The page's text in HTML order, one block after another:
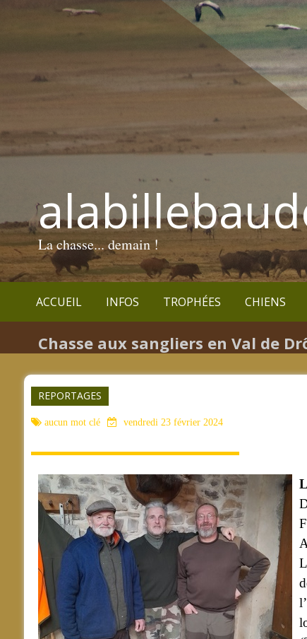
La chasse... demain !
ACCUEIL INFOS TROPHÉES CHIENS
Chasse aux sangliers en Val de
REPORTAGES
aucun mot clé vendredi 23 février 2024